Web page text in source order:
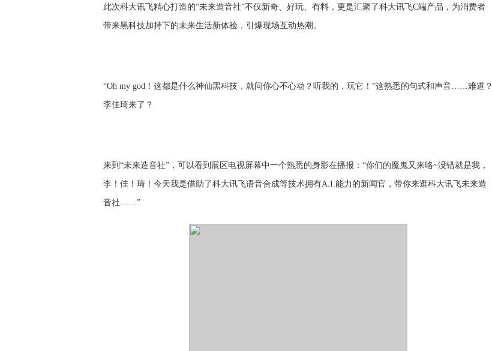
此次科大讯飞精心打造的“未来造音社”不仅新奇、好玩、有料，更是汇聚了科大讯飞C端产品，为消费者
带来黑科技加持下的未来生活新体验，引爆现场互动热潮。
“Oh my god！这都是什么神仙黑科技，就问你心不心动？听我的，玩它！”这熟悉的句式和声音……难道？
李佳琦来了？
来到 “未来造音社”，可以看到展区电视屏幕中一个熟悉的身影在播报：“你们的魔鬼又来咯~没错就是我，
李！佳！琦！今天我是借助了科大讯飞语音合成等技术拥有A.I.能力的新闻官，带你来逛科大讯飞未来造
音社……”